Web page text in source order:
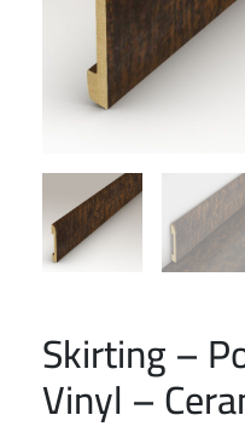
Skirting –
Vinyl –